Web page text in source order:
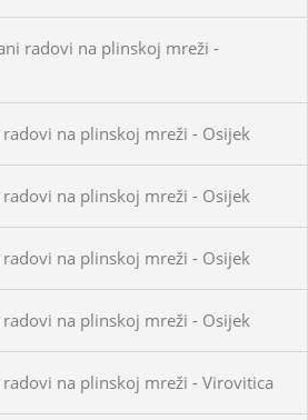
radovi na plinskoj mreži -
na plinskoj mreži - Osijek
na plinskoj mreži - Osijek
na plinskoj mreži - Osijek
na plinskoj mreži - Osijek
na plinskoj mreži - Virovitica